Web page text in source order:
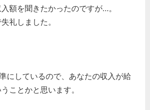
額を聞きたかったのですが…。
礼しました。
にしているので、あなたの収入が給
ことかと思います。